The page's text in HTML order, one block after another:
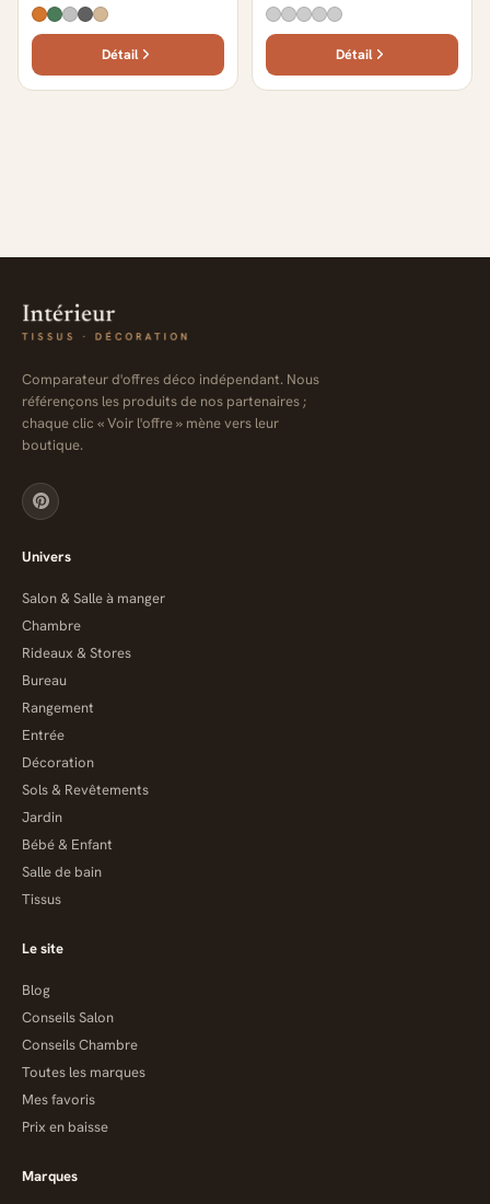
Détail Détail
Comparateur d'offres déco indépendant. Nous
référençons les produits de nos partenaires ;
chaque clic « Voir l'offre » mène vers leur
boutique.
Univers
Salon & Salle à manger
Chambre
Rideaux & Stores
Bureau
Rangement
Entrée
Décoration
Sols & Revêtements
Jardin
Bébé & Enfant
Salle de bain
Tissus
Le site
Blog
Conseils Salon
Conseils Chambre
Toutes les marques
Mes favoris
Prix en baisse
Marques